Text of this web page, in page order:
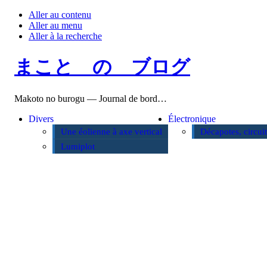
Aller au contenu
Aller au menu
Aller à la recherche
まこと の ブログ
Makoto no burogu — Journal de bord…
Divers
Une éolienne à axe vertical
Lumiplot
Électronique
Décapotes,